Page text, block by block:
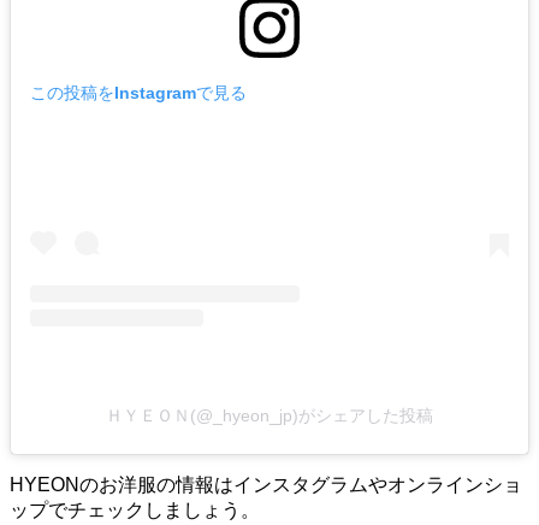
この投稿をInstagramで見る
ＨＹＥＯＮ(@_hyeon_jp)がシェアした投稿
HYEONのお洋服の情報はインスタグラムやオンラインショ
ップでチェックしましょう。